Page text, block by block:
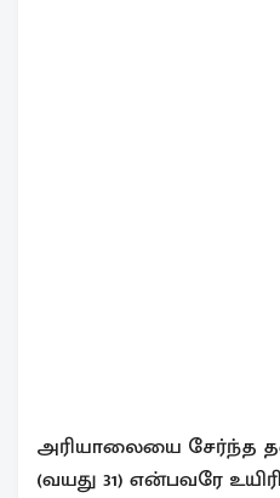
அரியாலையை சேர்ந்த
(வயது 31) என்பவரே